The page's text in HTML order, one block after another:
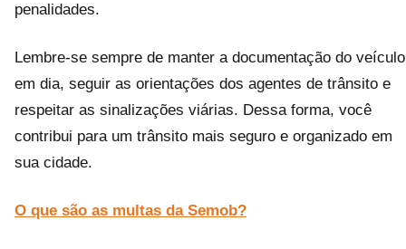
penalidades.
Lembre-se sempre de manter a documentação do veículo
em dia, seguir as orientações dos agentes de trânsito e
respeitar as sinalizações viárias. Dessa forma, você
contribui para um trânsito mais seguro e organizado em
sua cidade.
O que são as multas da Semob?